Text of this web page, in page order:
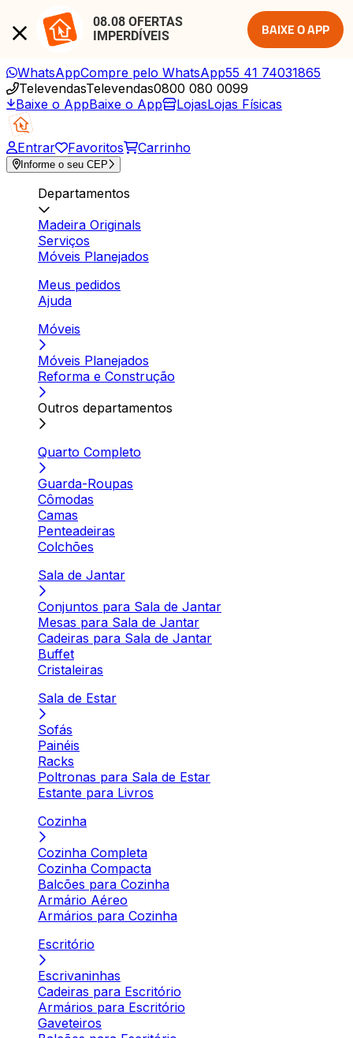
08.08 OFERTAS
IMPERDÍVEIS
BAIXE O APP
WhatsAppCompre pelo WhatsApp55 41 74031865
TelevendasTelevendas0800 080 0099
Baixe o AppBaixe o App LojasLojas Físicas
Entrar Favoritos Carrinho
Informe o seu CEP
Departamentos
Madeira Originals
Serviços
Móveis Planejados
Meus pedidos
Ajuda
Móveis
Móveis Planejados
Reforma e Construção
Outros departamentos
Quarto Completo
Guarda-Roupas
Cômodas
Camas
Penteadeiras
Colchões
Sala de Jantar
Conjuntos para Sala de Jantar
Mesas para Sala de Jantar
Cadeiras para Sala de Jantar
Buffet
Cristaleiras
Sala de Estar
Sofás
Painéis
Racks
Poltronas para Sala de Estar
Estante para Livros
Cozinha
Cozinha Completa
Cozinha Compacta
Balcões para Cozinha
Armário Aéreo
Armários para Cozinha
Escritório
Escrivaninhas
Cadeiras para Escritório
Armários para Escritório
Gaveteiros